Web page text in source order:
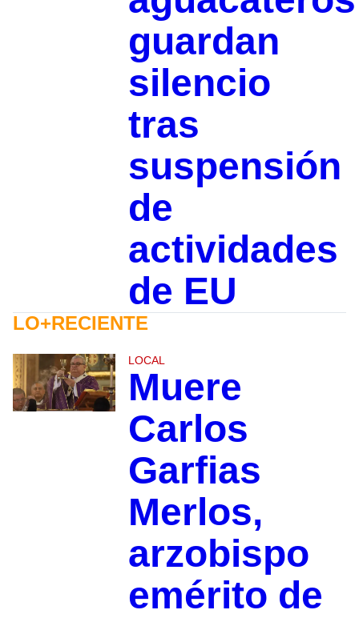
guardan
silencio
tras
suspensión
de
actividades
de EU
LO+RECIENTE
LOCAL
Muere
Carlos
Garfias
Merlos,
arzobispo
emérito de